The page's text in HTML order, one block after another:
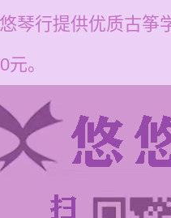
琴行提供优质古筝
。